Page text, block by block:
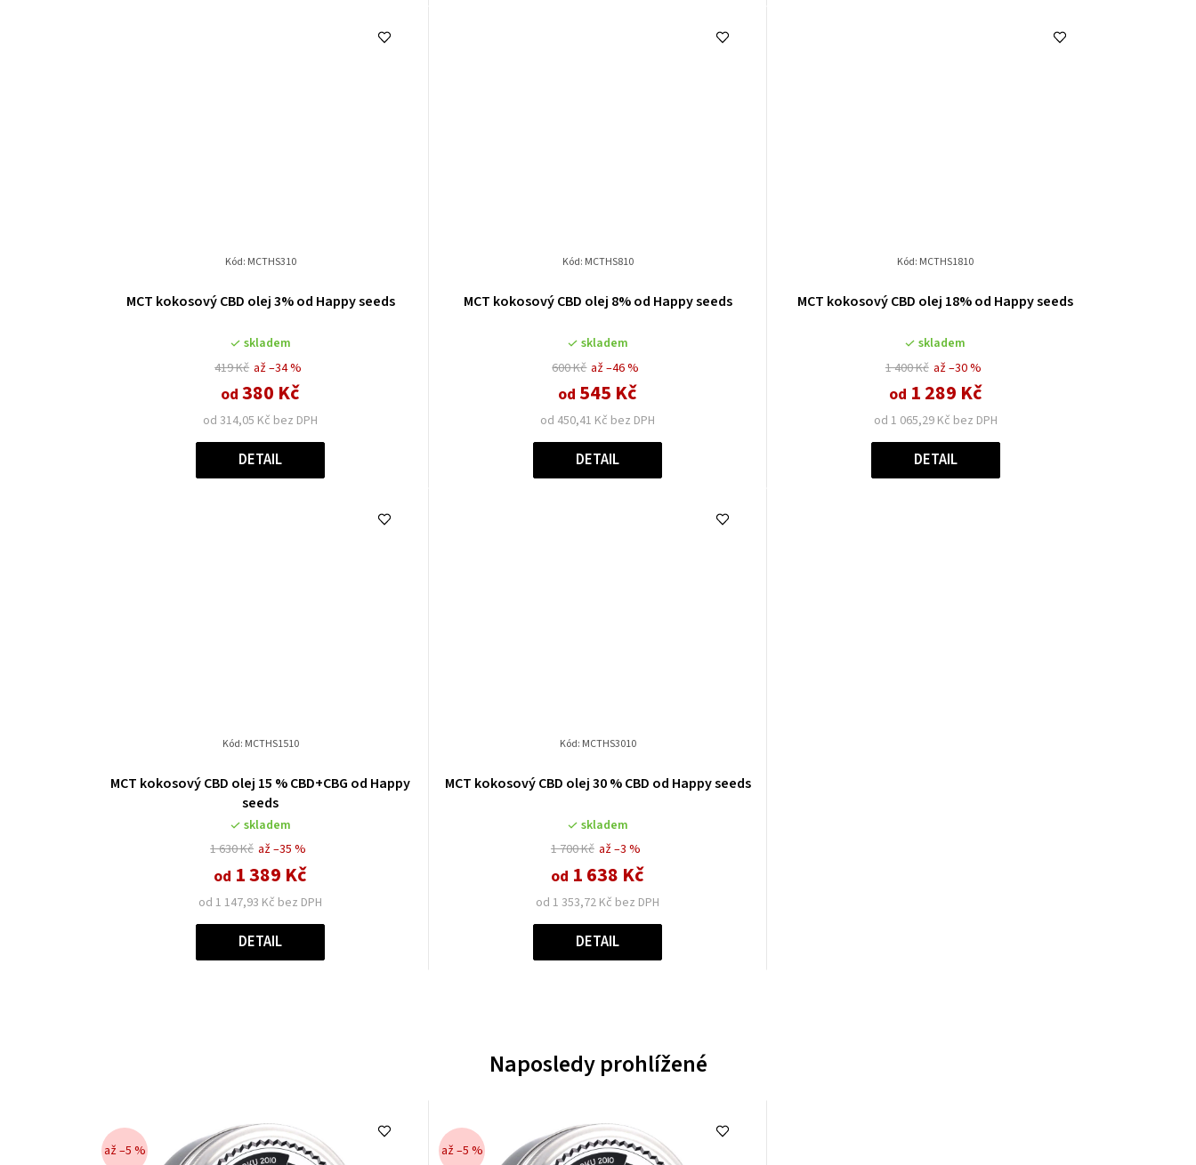
MCT kokosový CBD olej 3% od Happy seeds
skladem
419 Kč
od 314,05 Kč bez DPH
od 380 Kč
až –34 %
DETAIL
Kód: MCTHS310
MCT kokosový CBD olej 8% od Happy seeds
skladem
600 Kč
od 450,41 Kč bez DPH
od 545 Kč
až –46 %
DETAIL
Kód: MCTHS810
MCT kokosový CBD olej 18% od Happy seeds
skladem
1 400 Kč
od 1 065,29 Kč bez DPH
od 1 289 Kč
až –30 %
DETAIL
Kód: MCTHS1810
MCT kokosový CBD olej 15 % CBD+CBG od Happy
seeds
skladem
1 630 Kč
od 1 147,93 Kč bez DPH
od 1 389 Kč
až –35 %
DETAIL
Kód: MCTHS1510
MCT kokosový CBD olej 30 % CBD od Happy seeds
skladem
1 700 Kč
od 1 353,72 Kč bez DPH
od 1 638 Kč
až –3 %
DETAIL
Kód: MCTHS3010
Naposledy prohlížené
až –5 % až –5 %